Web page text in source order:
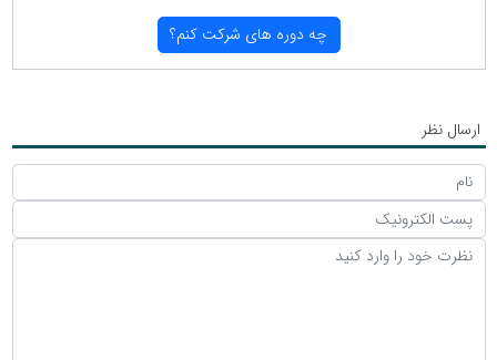
چه دوره های شركت كنم؟
ارسال نظر